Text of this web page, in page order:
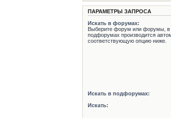
ПАРАМЕТРЫ ЗАПРОСА
Искать в форумах:
Выберите форум или форумы, в
подфорумах производится
соответствующую опцию ниже.
Искать в подфорумах:
Искать: